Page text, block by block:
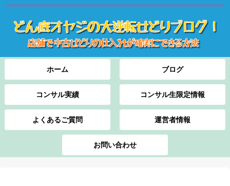
ホーム ブログ
コンサル実績 コンサル生限定情報
よくあるご質問 運営者情報
お問い合わせ